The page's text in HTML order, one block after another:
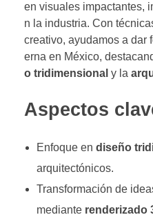
en visuales impactantes,
n la industria. Con
creativo, ayudamos a dar
erna en México,
o tridimensional y la
Aspectos
Enfoque en diseño
arquitectónicos.
Transformación de
mediante renderizado